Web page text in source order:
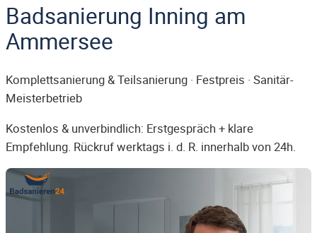
Badsanierung Inning am
Ammersee
Komplettsanierung & Teilsanierung · Festpreis · Sanitär-
Meisterbetrieb
Kostenlos & unverbindlich: Erstgespräch + klare
Empfehlung. Rückruf werktags i. d. R. innerhalb von 24h.